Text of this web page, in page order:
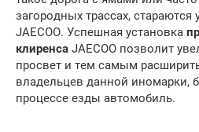
загородных трассах, стараются
JAECOO. Успешная установка
клиренса JAECOO позволит
просвет и тем самым
владельцев данной иномарки,
процессе езды автомобиль.